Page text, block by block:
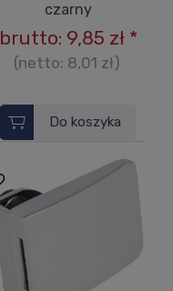
czarny
brutto: 9,85 zł*
(netto: 8,01 zł)
Do koszyka